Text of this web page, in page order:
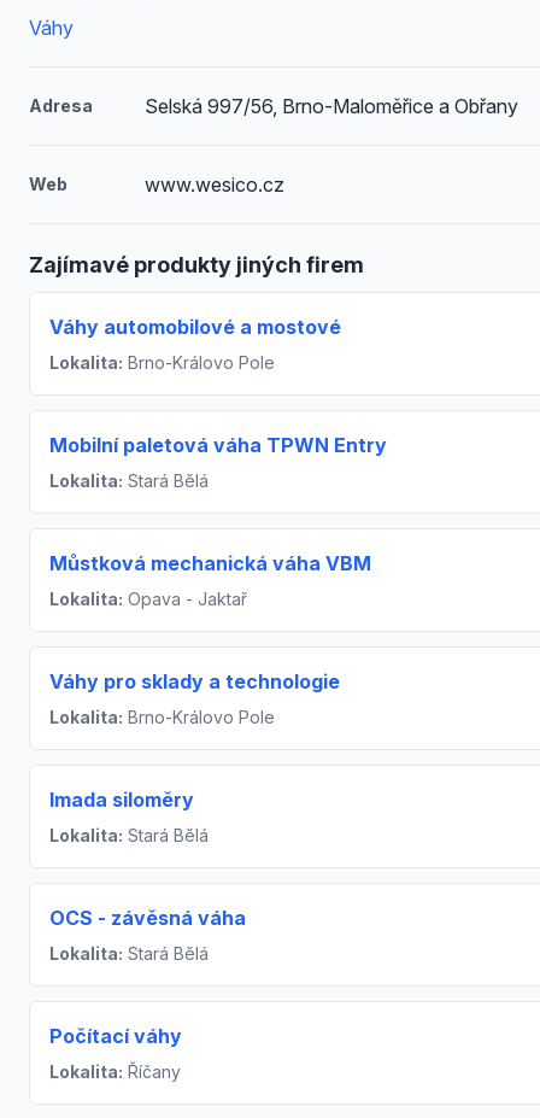
Váhy
Adresa Selská 997/56, Brno-Maloměřice a Obřany
Web www.wesico.cz
Zajímavé produkty jiných firem
Váhy automobilové a mostové
Lokalita: Brno-Královo Pole
Mobilní paletová váha TPWN Entry
Lokalita: Stará Bělá
Můstková mechanická váha VBM
Lokalita: Opava - Jaktař
Váhy pro sklady a technologie
Lokalita: Brno-Královo Pole
Imada siloměry
Lokalita: Stará Bělá
OCS - závěsná váha
Lokalita: Stará Bělá
Počítací váhy
Lokalita: Říčany